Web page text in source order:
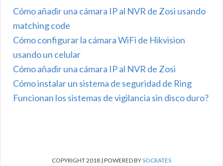
Cómo añadir una cámara IP al NVR de Zosi usando
matching code
Cómo configurar la cámara WiFi de Hikvision
usando un celular
Cómo añadir una cámara IP al NVR de Zosi
Cómo instalar un sistema de seguridad de Ring
Funcionan los sistemas de vigilancia sin disco duro?
COPYRIGHT 2018 | POWERED BYSOCRATES